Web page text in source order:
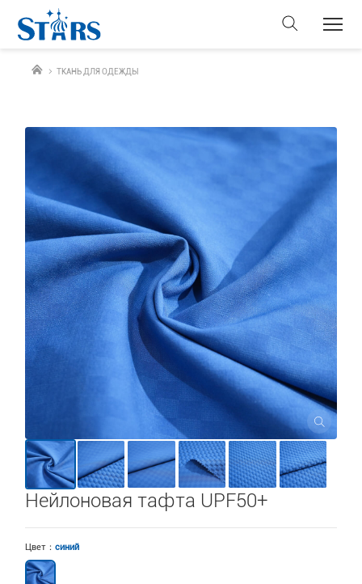
ТКАНЬ ДЛЯ ОДЕЖДЫ
Нейлоновая тафта UPF50+
Цвет：синий